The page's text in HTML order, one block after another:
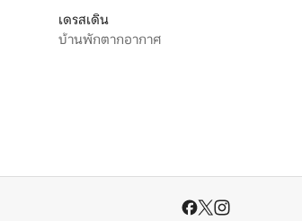
เดรสเดิน
บ้านพักตากอากาศ